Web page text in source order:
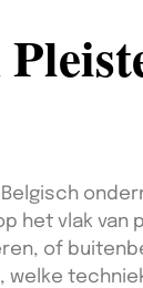
het vlak
of